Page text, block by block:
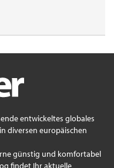
entwickeltes globales
diversen europäischen
günstig und komfortabel
findet Ihr aktuelle